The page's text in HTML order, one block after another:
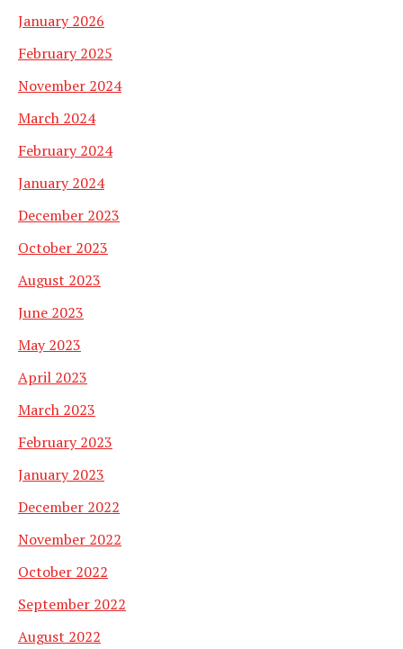
January 2026
February 2025
November 2024
March 2024
February 2024
January 2024
December 2023
October 2023
August 2023
June 2023
May 2023
April 2023
March 2023
February 2023
January 2023
December 2022
November 2022
October 2022
September 2022
August 2022